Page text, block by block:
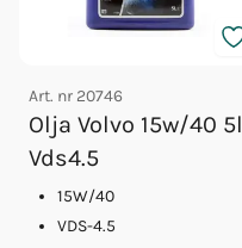
Art. nr 20746
Olja Volvo 15w/40 5l
Vds4.5
15W/40
VDS-4.5